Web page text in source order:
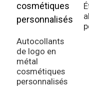
Autocollants
de logo en
métal
cosmétiques
personnalisés